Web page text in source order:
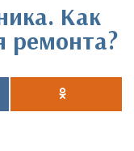
Как
ремонта?